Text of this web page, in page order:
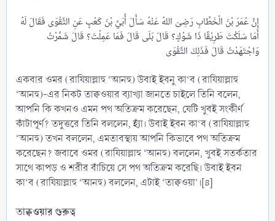
إِنَّ عُمَرَ بْنَ الْخَطَّابِ رَضِىَ اللهُ عَنْهُ سَأَلَ أُبَيَّ بْنَ كَعْبٍ عَنِ التَّقْوَى فَقَالَ لَهُ
أَمَا سَلَكْتَ طَرِيْقًا ذَا شَوْكٍ؟ قَالَ بَلَى قَالَ فَمَا عَمِلْتَ؟ قَالَ شَمَّرْتُ
একবার ওমর (রাযিয়াল্লাহু ‘আনহু) উবাই ইবনু কা‘ব (রাযিয়াল্লাহু
‘আনহু)-এর নিকট তাক্বওয়ার ব্যাখ্যা জানতে চাইলে তিনি বলেন,
আপনি কি কখনও এমন পথ অতিক্রম করেছেন, যেটি খুবই সংকীর্ণ
কাঁটাপূর্ণ? তদুত্তরে তিনি বললেন, হ্যাঁ। উবাই ইবন কা‘ব (রাযিয়াল্লাহু
‘আনহু) তখন বললেন, এমতাবস্থায় আপনি কিভাবে পথ অতিক্রম
করেছেন? জবাবে ওমর (রাযিয়াল্লাহু ‘আনহু) বললেন, খুবই সতর্কতার
সাথে কাপড় ও শরীর বাঁচিয়ে সে পথ অতিক্রম করেছি। উবাই ইবন
কা‘ব (রাযিয়াল্লাহু ‘আনহু) বললেন, এটাই ‘তাক্বওয়া’।[৪]
তাক্বওয়ার গুরুত্ব